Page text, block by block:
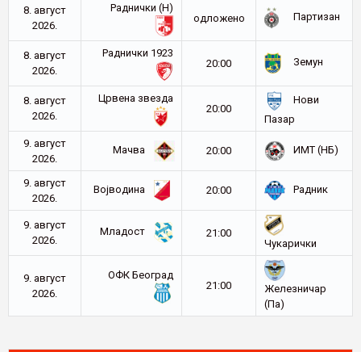
8. август
2026.
Раднички (Н)
oдложено
Партизан
8. август
2026.
Раднички 1923
20:00
Земун
8. август
2026.
Црвена звезда
20:00
Нови
Пазар
9. август
2026.
Мачва 20:00 ИМТ (НБ)
9. август
2026.
Војводина 20:00 Радник
9. август
2026.
Младост
21:00
Чукарички
9. август
2026.
ОФК Београд
21:00
Железничар
(Па)